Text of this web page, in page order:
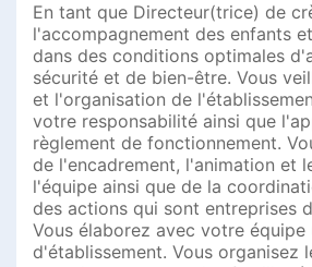
En tant que Directeur(trice) de
l'accompagnement des enfants
dans des conditions optimales
sécurité et de bien-être. Vous
et l'organisation de
votre responsabilité ainsi que
règlement de fonctionnement.
de l'encadrement, l'animation et
l'équipe ainsi que de la
des actions qui sont entreprises
Vous élaborez avec votre équipe
d'établissement. Vous organisez